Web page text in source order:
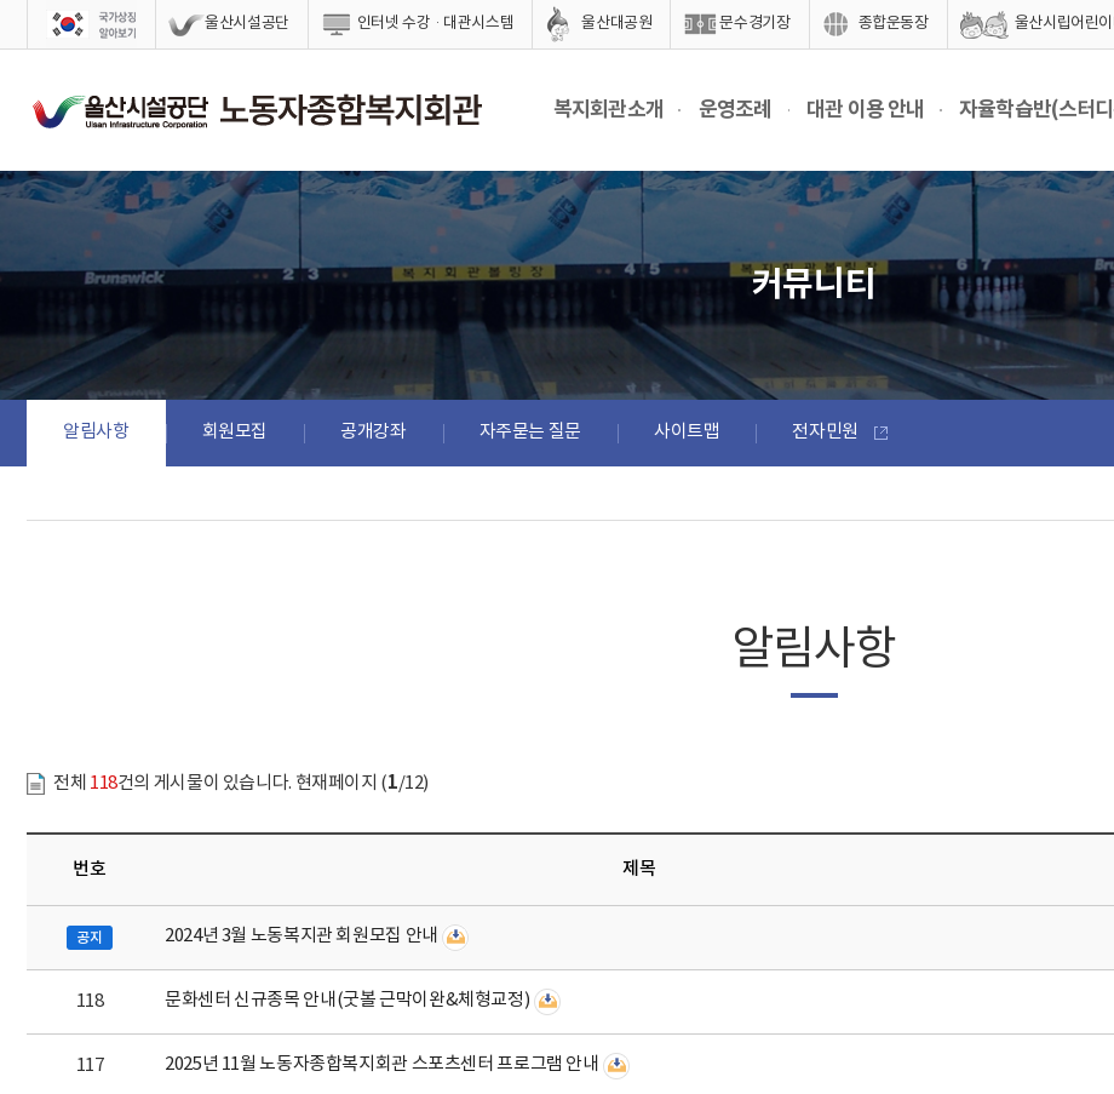
스킵네비게이션 울산시설공단 인터넷 수강·대관시스템 울산대공원 문수경기장 종합운동장 울산시립어린
복지회관소개 운영조례 대관 이용 안내 자율학습반(스터
커뮤니티
알림사항 회원모집 공개강좌 자주묻는 질문 사이트맵 전자민원
알림사항
알림사항 시작
전체 118건의 게시물이 있습니다. 현재페이지 (1/12)
번호 제목
공지 2024년 3월 노동복지관 회원모집 안내
118 문화센터 신규종목 안내(굿볼 근막이완&체형교정)
117 2025년 11월 노동자종합복지회관 스포츠센터 프로그램 안내